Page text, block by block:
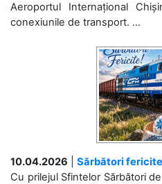
Aeroportul Internațional
conexiunile de transport. ...
10.04.2026
Sărbători
Cu prilejul Sfintelor Sărbători